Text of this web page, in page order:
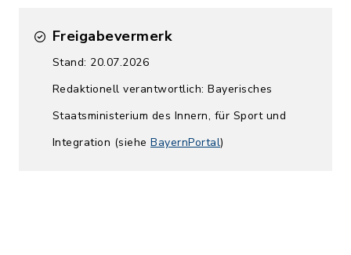
Freigabevermerk
Stand: 20.07.2026
Redaktionell verantwortlich: Bayerisches
Staatsministerium des Innern, für Sport und
Integration (siehe BayernPortal)